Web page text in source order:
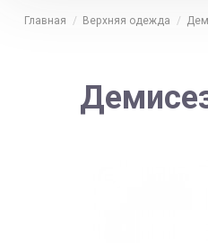
Главная Верхняя одежда